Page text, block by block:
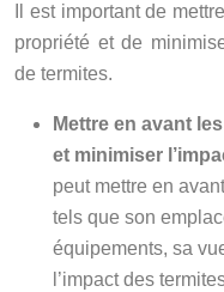
Il est important de
propriété et de
de termites.
Mettre en avant
et minimiser
peut mettre en
tels que son
équipements, sa
l’impact des